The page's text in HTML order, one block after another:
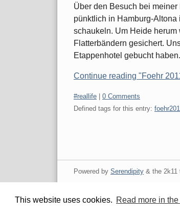
This website uses cookies. Read more in
Über den Besuch bei
pünktlich in Hamburg-
schaukeln. Um Heide
Flatterbändern gesichert.
Etappenhotel gebucht haben.
Continue reading "Foehr
Categories:
#reallife
0 Comments
Defined tags for this entry:
Powered by Serendipity& the 2k11